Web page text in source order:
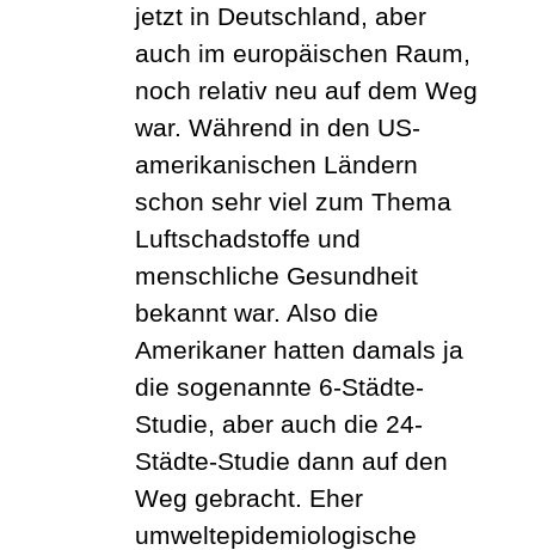
jetzt in Deutschland, aber
auch im europäischen Raum,
noch relativ neu auf dem Weg
war. Während in den US-
amerikanischen Ländern
schon sehr viel zum Thema
Luftschadstoffe und
menschliche Gesundheit
bekannt war. Also die
Amerikaner hatten damals ja
die sogenannte 6-Städte-
Studie, aber auch die 24-
Städte-Studie dann auf den
Weg gebracht. Eher
umweltepidemiologische